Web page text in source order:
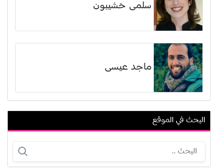
سلمى خشيبون
ماجد عيسى
خليل جريج
البحث في الموقع